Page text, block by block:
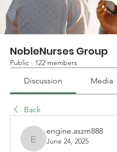
NobleNurses Group
Public · 122 members
Discussion Media
Back
engine.aszm888
engine.aszm888
June 24, 2025